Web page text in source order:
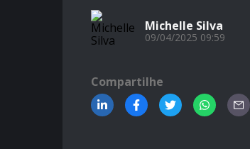
Michelle Silva
09/04/2025 09:59
Compartilhe